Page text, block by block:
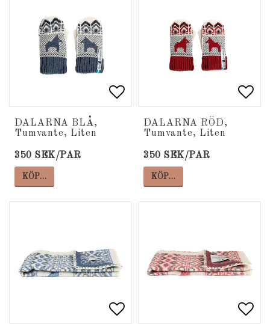
Lägg till i
Lägg till i
DALARNA BLÅ,
Tumvante, Liten
350 SEK/PAR
KÖP…
DALARNA RÖD,
Tumvante, Liten
350 SEK/PAR
KÖP…